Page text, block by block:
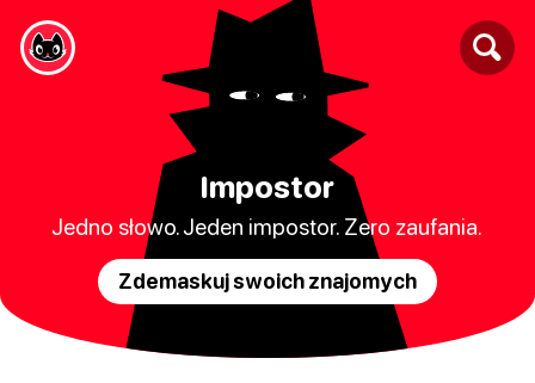
Impostor
Jedno słowo. Jeden impostor. Zero zaufania.
Zdemaskuj swoich znajomych